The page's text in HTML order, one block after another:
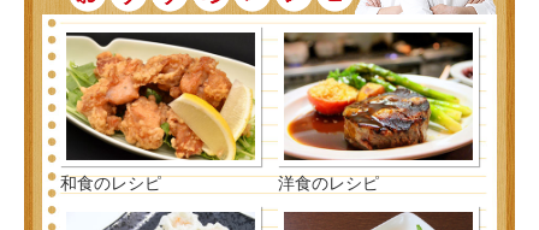
和食のレシピ 洋食のレシピ